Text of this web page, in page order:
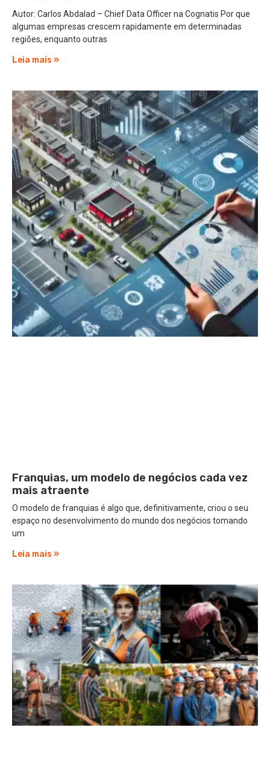
Autor: Carlos Abdalad – Chief Data Officer na Cognatis Por que
algumas empresas crescem rapidamente em determinadas
regiões, enquanto outras
Leia mais »
Franquias, um modelo de negócios cada vez
mais atraente
O modelo de franquias é algo que, definitivamente, criou o seu
espaço no desenvolvimento do mundo dos negócios tomando
um
Leia mais »